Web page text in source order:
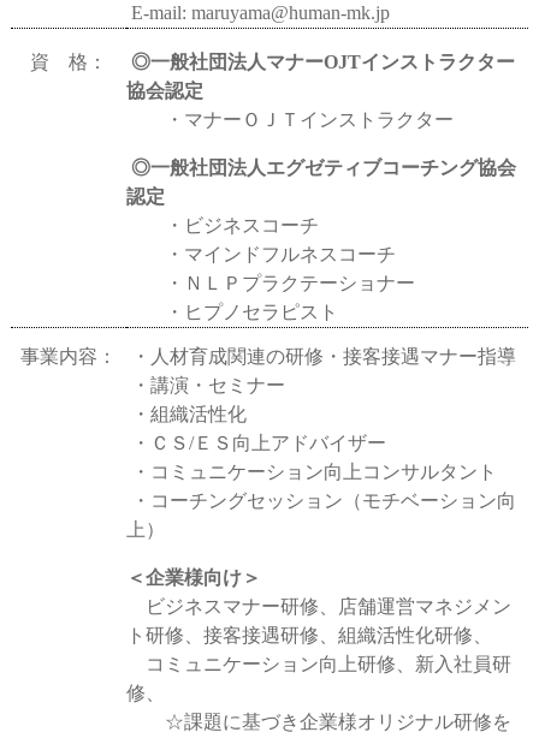
E-mail: maruyama@human-mk.jp
資 格：
◎一般社団法人マナーOJTインストラクター
協会認定
・マナーＯＪＴインストラクター
◎一般社団法人エグゼティブコーチング協会
認定
・ビジネスコーチ
・マインドフルネスコーチ
・ＮＬＰプラクテーショナー
・ヒプノセラピスト
事業内容：
・人材育成関連の研修・接客接遇マナー指導
・講演・セミナー
・組織活性化
・ＣＳ/ＥＳ向上アドバイザー
・コミュニケーション向上コンサルタント
・コーチングセッション（モチベーション向
上）
＜企業様向け＞
ビジネスマナー研修、店舗運営マネジメン
ト研修、接客接遇研修、組織活性化研修、
コミュニケーション向上研修、新入社員研
修、
☆課題に基づき企業様オリジナル研修を